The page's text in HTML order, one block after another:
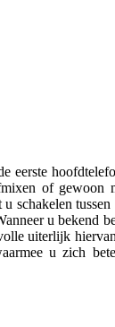
eerste
of gewoon
schakelen tussen
u bekend
uiterlijk
u zich